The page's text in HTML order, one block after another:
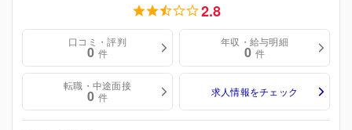
2.8
口コミ・評判
0 件
年収・給与明細
0 件
転職・中途面接
0 件 求人情報をチェック